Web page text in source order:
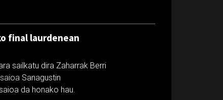
final laurdenean
sailkatu dira Zaharrak Berri
Sanagustin
da honako hau.